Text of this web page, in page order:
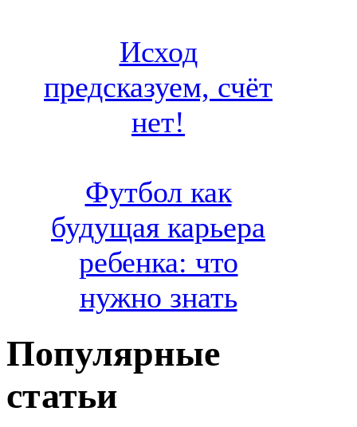
Исход
предсказуем, счёт
нет!
Футбол как
будущая карьера
ребенка: что
нужно знать
Популярные
статьи